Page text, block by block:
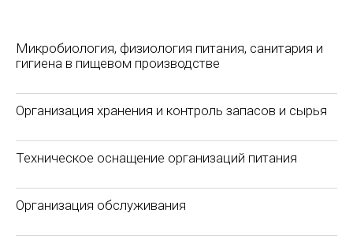
Микробиология, физиология питания, санитария и
гигиена в пищевом производстве
Организация хранения и контроль запасов и сырья
Техническое оснащение организаций питания
Организация обслуживания